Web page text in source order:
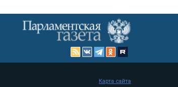
Карта сайта